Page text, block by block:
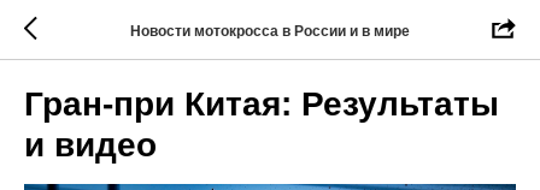
Новости мотокросса в России и в мире
Гран-при Китая: Результаты
и видео